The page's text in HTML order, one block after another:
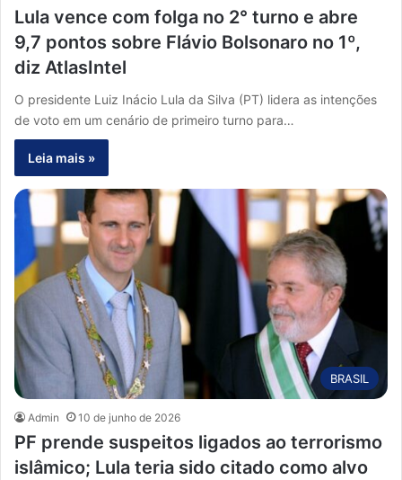
Lula vence com folga no 2° turno e abre
9,7 pontos sobre Flávio Bolsonaro no 1º,
diz AtlasIntel
O presidente Luiz Inácio Lula da Silva (PT) lidera as intenções
de voto em um cenário de primeiro turno para…
Leia mais »
BRASIL
Admin 10 de junho de 2026
PF prende suspeitos ligados ao terrorismo
islâmico; Lula teria sido citado como alvo